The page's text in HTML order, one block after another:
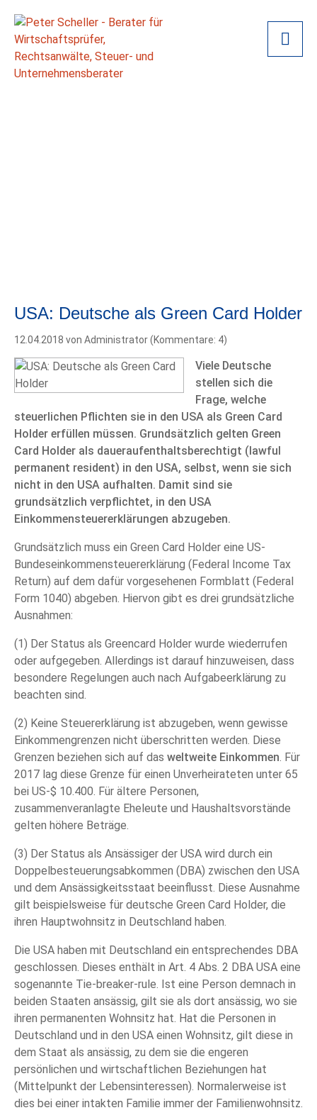
USA: Deutsche als Green Card Holder
12.04.2018 von Administrator (Kommentare: 4)
Viele Deutsche
stellen sich die
Frage, welche
steuerlichen Pflichten sie in den USA als Green Card
Holder erfüllen müssen. Grundsätzlich gelten Green
Card Holder als daueraufenthaltsberechtigt (lawful
permanent resident) in den USA, selbst, wenn sie sich
nicht in den USA aufhalten. Damit sind sie
grundsätzlich verpflichtet, in den USA
Einkommensteuererklärungen abzugeben.
Grundsätzlich muss ein Green Card Holder eine US-
Bundeseinkommensteuererklärung (Federal Income Tax
Return) auf dem dafür vorgesehenen Formblatt (Federal
Form 1040) abgeben. Hiervon gibt es drei grundsätzliche
Ausnahmen:
(1) Der Status als Greencard Holder wurde wiederrufen
oder aufgegeben. Allerdings ist darauf hinzuweisen, dass
besondere Regelungen auch nach Aufgabeerklärung zu
beachten sind.
(2) Keine Steuererklärung ist abzugeben, wenn gewisse
Einkommengrenzen nicht überschritten werden. Diese
Grenzen beziehen sich auf das weltweite Einkommen. Für
2017 lag diese Grenze für einen Unverheirateten unter 65
bei US-$ 10.400. Für ältere Personen,
zusammenveranlagte Eheleute und Haushaltsvorstände
gelten höhere Beträge.
(3) Der Status als Ansässiger der USA wird durch ein
Doppelbesteuerungsabkommen (DBA) zwischen den USA
und dem Ansässigkeitsstaat beeinflusst. Diese Ausnahme
gilt beispielsweise für deutsche Green Card Holder, die
ihren Hauptwohnsitz in Deutschland haben.
Die USA haben mit Deutschland ein entsprechendes DBA
geschlossen. Dieses enthält in Art. 4 Abs. 2 DBA USA eine
sogenannte Tie-breaker-rule. Ist eine Person demnach in
beiden Staaten ansässig, gilt sie als dort ansässig, wo sie
ihren permanenten Wohnsitz hat. Hat die Personen in
Deutschland und in den USA einen Wohnsitz, gilt diese in
dem Staat als ansässig, zu dem sie die engeren
persönlichen und wirtschaftlichen Beziehungen hat
(Mittelpunkt der Lebensinteressen). Normalerweise ist
dies bei einer intakten Familie immer der Familienwohnsitz.